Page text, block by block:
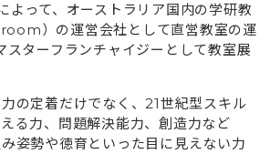
よって、オーストラリア国内の学研教
）の運営会社として直営教室の運
スターフランチャイジーとして教室展
の定着だけでなく、21世紀型スキル
る力、問題解決能力、創造力など
姿勢や徳育といった目に見えない力